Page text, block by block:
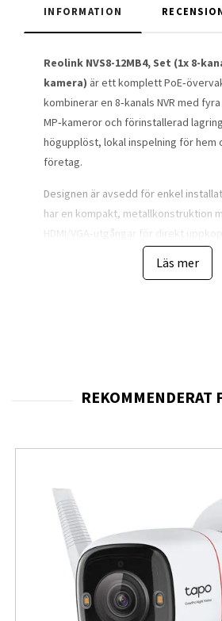
INFORMATION
Reolink NVS8-12MB4, Set (1x 8-
kamera) är ett komplett
kombinerar en 8‑kanals NVR med
MP‑kameror och förinstallerad
högupplöst, lokal inspelning för hem
företag.
Designen är avsedd för enkel
har en kompakt, metallkonstruktion
HDMI/VGA‑utgångar för direkt
medan kamerorna är cylindriska
inbyggd spotlight och justerbar
omedelbar drift och möjlighet till
kamerorna), samt
PoE‑portar (IEEE 802.3 af/at) med
för enkel, kabelreducerad
Funktionerna innehåller smart
person/fordons/pet‑detektion,
mikrofon och högtalare,
Läs mer